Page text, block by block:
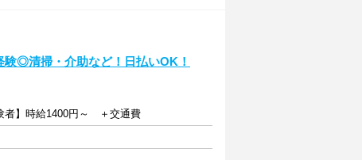
験◎清掃・介助など！日払いOK！
者】時給1400円～ ＋交通費